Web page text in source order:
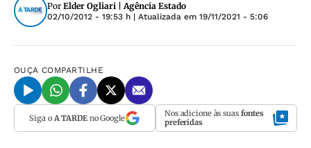
Por Elder Ogliari | Agência Estado
02/10/2012 - 19:53 h | Atualizada em 19/11/2021 - 5:06
OUÇA COMPARTILHE
Siga o A TARDEno Google Nos adicione às suas fontes
preferidas